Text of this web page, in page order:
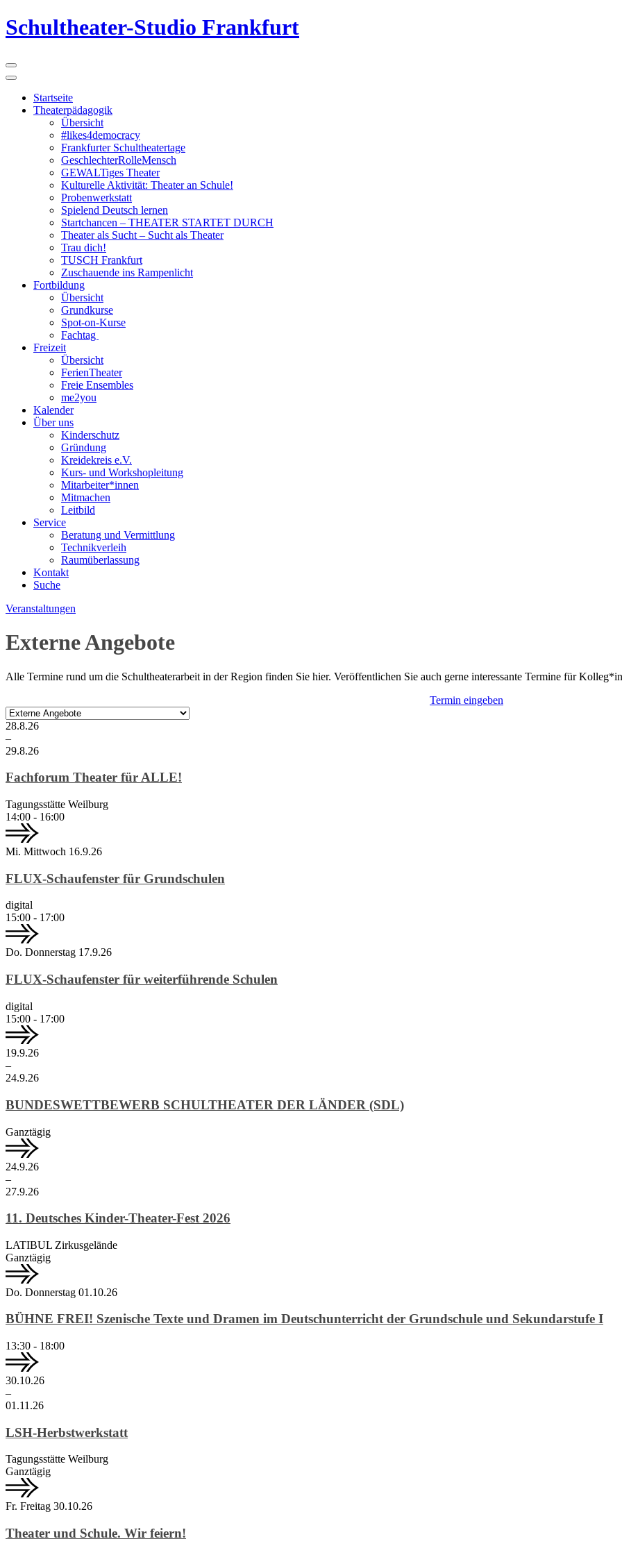
Schultheater-Studio Frankfurt
Startseite
Theaterpädagogik
Übersicht
#likes4democracy
Frankfurter Schultheatertage
GeschlechterRolleMensch
GEWALTiges Theater
Kulturelle Aktivität: Theater an Schule!
Probenwerkstatt
Spielend Deutsch lernen
Startchancen – THEATER STARTET DURCH
Theater als Sucht – Sucht als Theater
Trau dich!
TUSCH Frankfurt
Zuschauende ins Rampenlicht
Fortbildung
Übersicht
Grundkurse
Spot-on-Kurse
Fachtag
Freizeit
Übersicht
FerienTheater
Freie Ensembles
me2you
Kalender
Über uns
Kinderschutz
Gründung
Kreidekreis e.V.
Kurs- und Workshopleitung
Mitarbeiter*innen
Mitmachen
Leitbild
Service
Beratung und Vermittlung
Technikverleih
Raumüberlassung
Kontakt
Suche
Veranstaltungen
Externe Angebote
Alle Termine rund um die Schultheaterarbeit in der Region finden Sie hier. Veröffentlichen Sie auch gerne interessante Termine für
Termin eingeben
28.8.26
–
29.8.26
Fachforum Theater für ALLE!
Tagungsstätte Weilburg
14:00 - 16:00
Mi. Mittwoch 16.9.26
FLUX-Schaufenster für Grundschulen
digital
15:00 - 17:00
Do. Donnerstag 17.9.26
FLUX-Schaufenster für weiterführende Schulen
digital
15:00 - 17:00
19.9.26
–
24.9.26
BUNDESWETTBEWERB SCHULTHEATER DER LÄNDER (SDL)
Ganztägig
24.9.26
–
27.9.26
11. Deutsches Kinder-Theater-Fest 2026
LATIBUL Zirkusgelände
Ganztägig
Do. Donnerstag 01.10.26
BÜHNE FREI! Szenische Texte und Dramen im Deutschunterricht der Grundschule und Sekundarstufe I
13:30 - 18:00
30.10.26
–
01.11.26
LSH-Herbstwerkstatt
Tagungsstätte Weilburg
Ganztägig
Fr. Freitag 30.10.26
Theater und Schule. Wir feiern!